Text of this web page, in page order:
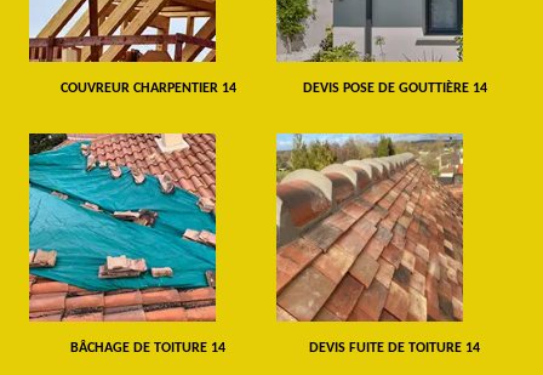
COUVREUR CHARPENTIER 14 DEVIS POSE DE GOUTTIÈRE 14
BÂCHAGE DE TOITURE 14 DEVIS FUITE DE TOITURE 14